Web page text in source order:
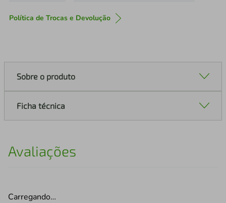
Política de Trocas e Devolução
Sobre o produto
Ficha técnica
Avaliações
Carregando…